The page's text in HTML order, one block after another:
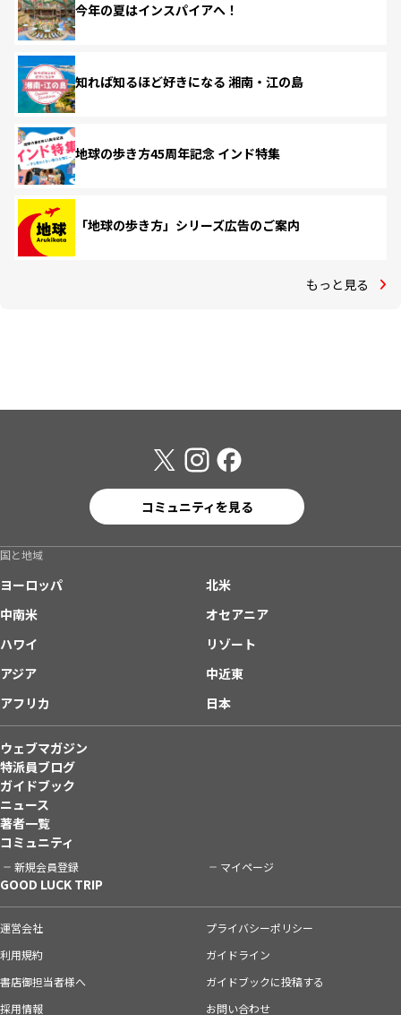
今年の夏はインスパイアへ！
知れば知るほど好きになる 湘南・江の島
地球の歩き方45周年記念 インド特集
「地球の歩き方」シリーズ広告のご案内
もっと見る
コミュニティを見る
国と地域
ヨーロッパ
北米
中南米
オセアニア
ハワイ
リゾート
アジア
中近東
アフリカ
日本
ウェブマガジン
特派員ブログ
ガイドブック
ニュース
著者一覧
コミュニティ
新規会員登録 マイページ
GOOD LUCK TRIP
運営会社
プライバシーポリシー
利用規約
ガイドライン
書店御担当者様へ
ガイドブックに投稿する
採用情報
お問い合わせ